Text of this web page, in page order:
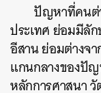
ปัญหาที่คนต่
ประเทศ ย่อมมีลั
อีสาน ย่อมต่างจ
แกนกลางของปั
หลักการศาสนา